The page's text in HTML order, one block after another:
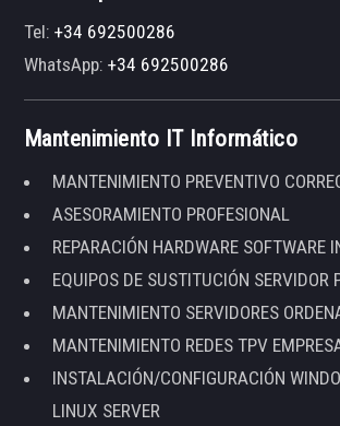
Tel:+34 692500286
WhatsApp:+34 692500286
Mantenimiento IT Informático
MANTENIMIENTO PREVENTIVO
ASESORAMIENTO PROFESIONAL
REPARACIÓN HARDWARE SOFTWARE
EQUIPOS DE SUSTITUCIÓN SERVIDOR
MANTENIMIENTO SERVIDORES
MANTENIMIENTO REDES TPV
INSTALACIÓN/CONFIGURACIÓN
LINUX SERVER